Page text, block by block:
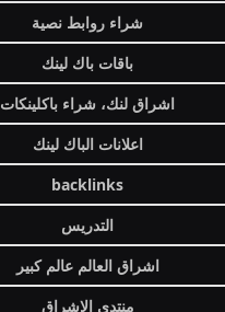
شراء روابط نصية
باقات باك لينك
اشراق لنك، شراء باكلينكات
اعلانات الباك لينك
backlinks
التدريس
اشراق العالم عالم كبير
منتدى الاشراق